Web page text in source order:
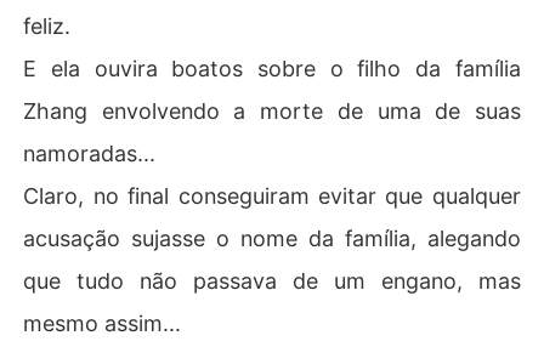
feliz.
E ela ouvira boatos sobre o filho da família
Zhang envolvendo a morte de uma de suas
namoradas...
Claro, no final conseguiram evitar que qualquer
acusação sujasse o nome da família, alegando
que tudo não passava de um engano, mas
mesmo assim...